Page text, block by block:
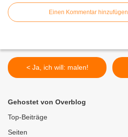
Einen Kommentar hinzufügen
< Ja, ich will: malen!
Gehostet von Overblog
Top-Beiträge
Seiten